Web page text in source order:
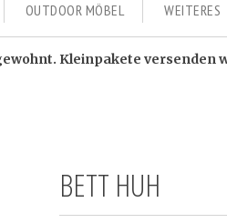
OUTDOOR MÖBEL WEITERES
Kleinpakete versenden
BETT HUH